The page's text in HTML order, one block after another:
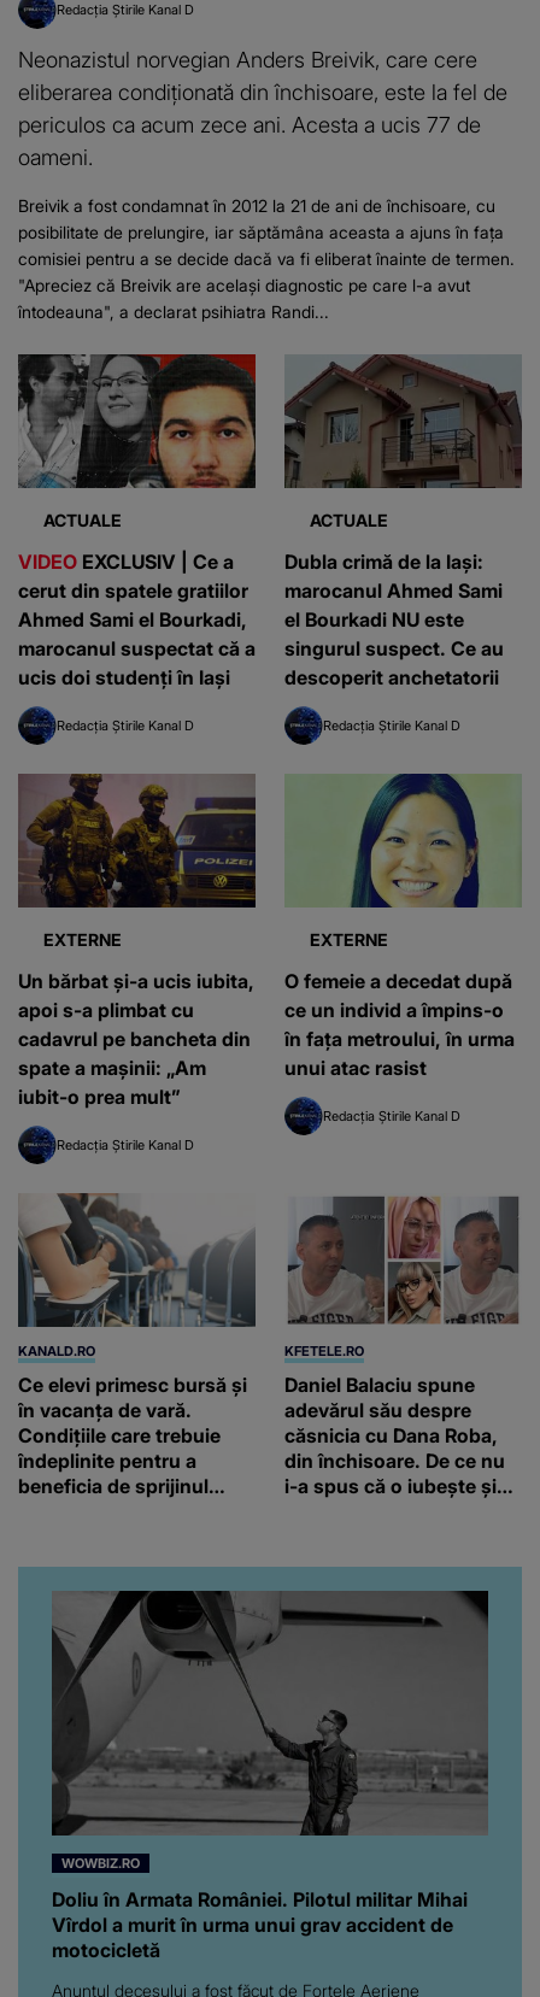
Redacția Știrile Kanal D
Neonazistul norvegian Anders Breivik, care cere
eliberarea condiționată din închisoare, este la fel de
periculos ca acum zece ani. Acesta a ucis 77 de
oameni.
Breivik a fost condamnat în 2012 la 21 de ani de închisoare, cu
posibilitate de prelungire, iar săptămâna aceasta a ajuns în fața
comisiei pentru a se decide dacă va fi eliberat înainte de termen.
"Apreciez că Breivik are acelaşi diagnostic pe care l-a avut
întodeauna", a declarat psihiatra Randi...
ACTUALE
VIDEO EXCLUSIV | Ce a
cerut din spatele gratiilor
Ahmed Sami el Bourkadi,
marocanul suspectat că a
ucis doi studenți în Iași
Redacția Știrile Kanal D
ACTUALE
Dubla crimă de la Iași:
marocanul Ahmed Sami
el Bourkadi NU este
singurul suspect. Ce au
descoperit anchetatorii
Redacția Știrile Kanal D
EXTERNE
Un bărbat și-a ucis iubita,
apoi s-a plimbat cu
cadavrul pe bancheta din
spate a mașinii: „Am
iubit-o prea mult”
Redacția Știrile Kanal D
EXTERNE
O femeie a decedat după
ce un individ a împins-o
în fața metroului, în urma
unui atac rasist
Redacția Știrile Kanal D
KANALD.RO
Ce elevi primesc bursă și
în vacanța de vară.
Condițiile care trebuie
îndeplinite pentru a
beneficia de sprijinul
KFETELE.RO
Daniel Balaciu spune
adevărul său despre
căsnicia cu Dana Roba,
din închisoare. De ce nu
i-a spus că o iubește și
“Am suflet mare. Eu am
ajutat-o.”
WOWBIZ.RO
Doliu în Armata României. Pilotul militar Mihai
Vîrdol a murit în urma unui grav accident de
motocicletă
Anunțul decesului a fost făcut de Forțele Aeriene